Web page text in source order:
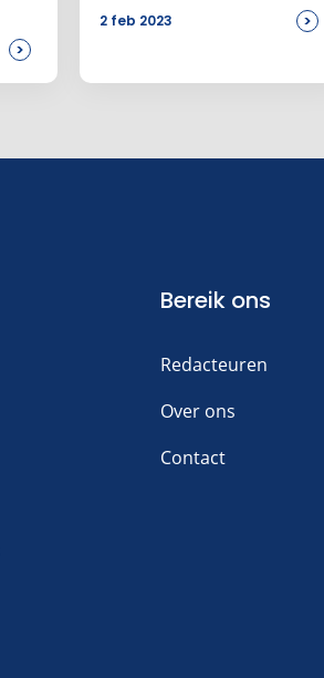
>
2 feb 2023 >
Bereik ons
Redacteuren
Over ons
Contact